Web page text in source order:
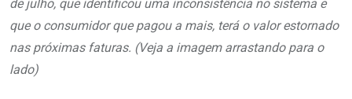
de julho, que identificou uma inconsistência no sistema e
que o consumidor que pagou a mais, terá o valor estornado
nas próximas faturas. (Veja a imagem arrastando para o
lado)